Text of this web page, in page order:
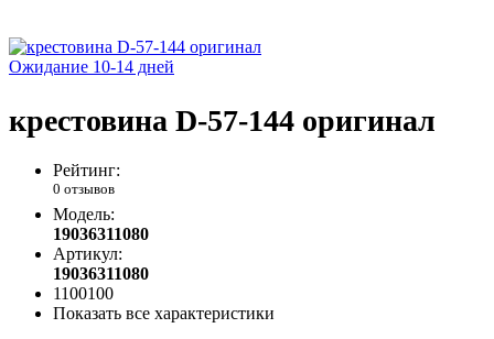
Ожидание 10-14 дней
крестовина D-57-144 оригинал
Рейтинг:
0 отзывов
Модель:
19036311080
Артикул:
19036311080
1100100
Показать все характеристики